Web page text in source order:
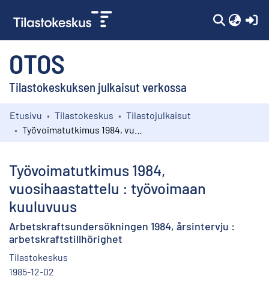
OTOS
Tilastokeskuksen julkaisut verkossa
Kokoelmat
Etusivu Tilastokeskus
Tilastojulkaisut
Työvoimatutkimus 1984,
vuosihaastattelu : työvoimaan
kuuluvuus
Arbetskraftsundersökningen 1984, årsintervju :
arbetskraftstillhörighet
Tilastokeskus
1985-12-02